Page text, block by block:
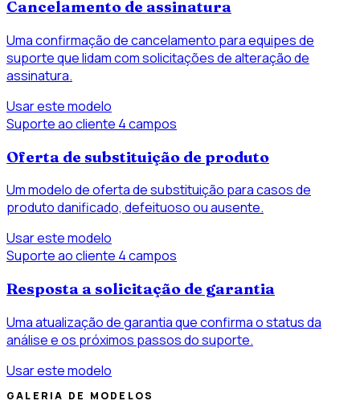
Cancelamento de assinatura
Uma confirmação de cancelamento para equipes de
suporte que lidam com solicitações de alteração de
assinatura.
Usar este modelo
Suporte ao cliente 4 campos
Oferta de substituição de produto
Um modelo de oferta de substituição para casos de
produto danificado, defeituoso ou ausente.
Usar este modelo
Suporte ao cliente 4 campos
Resposta a solicitação de garantia
Uma atualização de garantia que confirma o status da
análise e os próximos passos do suporte.
Usar este modelo
GALERIA DE MODELOS